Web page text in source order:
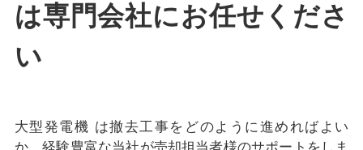
は専門会社にお任せくださ
い
大型発電機 は撤去工事をどのように進めればよい